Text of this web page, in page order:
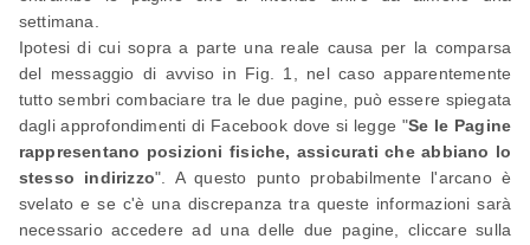
settimana.
Ipotesi di cui sopra a parte una reale causa per la comparsa
del messaggio di avviso in Fig. 1, nel caso apparentemente
tutto sembri combaciare tra le due pagine, può essere spiegata
dagli approfondimenti di Facebook dove si legge "Se le Pagine
rappresentano posizioni fisiche, assicurati che abbiano lo
stesso indirizzo". A questo punto probabilmente l'arcano è
svelato e se c'è una discrepanza tra queste informazioni sarà
necessario accedere ad una delle due pagine, cliccare sulla